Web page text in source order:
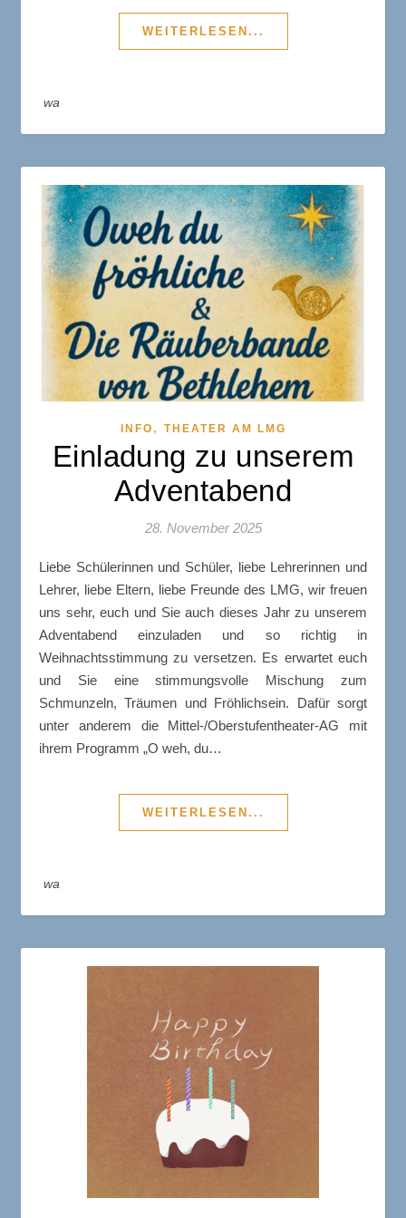
WEITERLESEN...
wa
INFO , THEATER AM LMG
Einladung zu unserem
Adventabend
28. November 2025
Liebe Schülerinnen und Schüler, liebe Lehrerinnen und
Lehrer, liebe Eltern, liebe Freunde des LMG, wir freuen
uns sehr, euch und Sie auch dieses Jahr zu unserem
Adventabend einzuladen und so richtig in
Weihnachtsstimmung zu versetzen. Es erwartet euch
und Sie eine stimmungsvolle Mischung zum
Schmunzeln, Träumen und Fröhlichsein. Dafür sorgt
unter anderem die Mittel-/Oberstufentheater-AG mit
ihrem Programm „O weh, du…
WEITERLESEN...
wa